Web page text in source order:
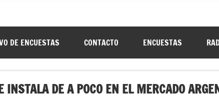
DE ENCUESTAS CONTACTO ENCUESTAS
INSTALA DE A POCO EN EL MERCADO